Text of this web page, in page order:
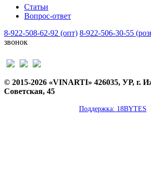
Статьи
Вопрос-ответ
8-922-508-62-92 (опт) 8-922-506-30-55
звонок
© 2015-2026 «VINARTI» 426035, УР, г.
Советская, 45
Поддержка: 18BYTES